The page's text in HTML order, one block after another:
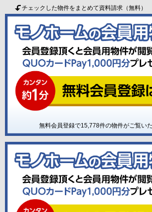
チェックした物件をまとめて資料請求（無料）
無料会員登録で15,778件の物件がご覧い